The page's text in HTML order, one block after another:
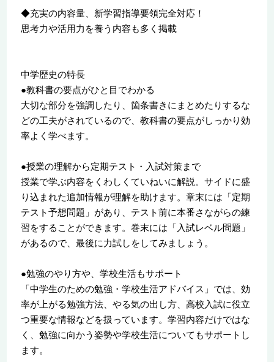
◆充実の内容量、新学習指導要領完全対応！
思考力や活用力を養う内容も多く掲載
中学歴史の特長
●教科書の要点がひと目でわかる
大切な部分を強調したり、箇条書きにまとめたりするな
どの工夫がされているので、教科書の要点がしっかり効
率よく学べます。
●授業の理解から定期テスト・入試対策まで
授業で学ぶ内容をくわしくていねいに解説。サイドに盛
り込まれた追加情報が理解を助けます。章末には「定期
テスト予想問題」があり、テスト前に本番さながらの練
習をすることができます。巻末には「入試レベル問題」
があるので、最後に力試しをしてみましょう。
●勉強のやり方や、学校生活もサポート
「中学生のための勉強・学校生活アドバイス」では、効
率が上がる勉強方法、やる気の出し方、高校入試に役立
つ重要な情報などを扱っています。学習内容だけではな
く、勉強に向かう姿勢や学校生活についてもサポートし
ます。